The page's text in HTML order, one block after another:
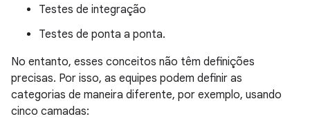
Testes de integração
Testes de ponta a ponta.
No entanto, esses conceitos não têm definições
precisas. Por isso, as equipes podem definir as
categorias de maneira diferente, por exemplo, usando
cinco camadas: